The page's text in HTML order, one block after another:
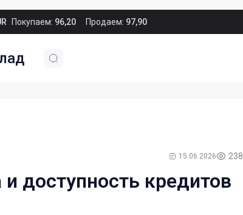
Покупаем: 96,20 Продаем: 97,90
15.06.2026 238
доступность кредитов